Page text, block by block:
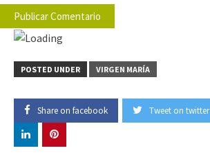
POSTED UNDER VIRGEN MARÍA
Share on facebook Tweet on twitter